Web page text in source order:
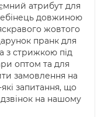
атрибут для
довжиною
жовтого
пранк для
з стрижкою під
оптом та для
замовлення на
запитання, що
на нашому